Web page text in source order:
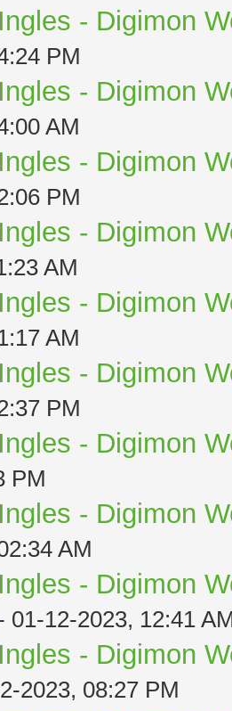
- Digimon
PM
- Digimon
AM
- Digimon
PM
- Digimon
AM
- Digimon
AM
- Digimon
PM
- Digimon
PM
- Digimon
AM
- Digimon
01-12-2023, 12:41
- Digimon
2023, 08:27 PM